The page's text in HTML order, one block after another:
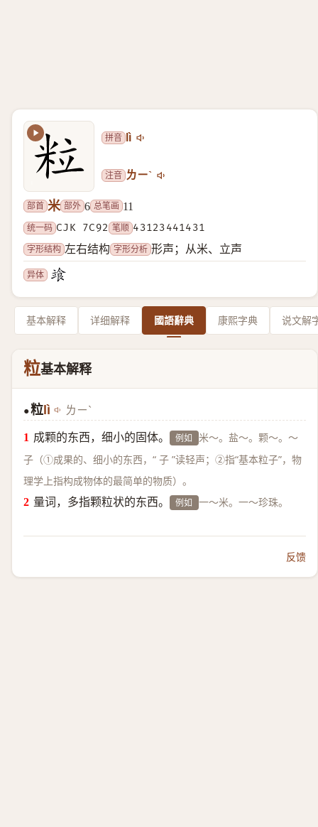
拼音 lì
注音 ㄌㄧˋ
部首 米 部外 6 总笔画 11
统一码 CJK 7C92 笔顺 43123441431
字形结构 左右结构 字形分析 形声；从米、立声
异体
基本解释 详细解释 國語辭典 康熙字典 说文解
粒基本解释
●粒 lì ㄌㄧˋ
成颗的东西，细小的固体。 例如 米～。盐～。颗～。～
子（①成果的、细小的东西，“ 子 ”读轻声；②指“基本粒子”，物
理学上指构成物体的最简单的物质）。
量词，多指颗粒状的东西。 例如 一～米。一～珍珠。
反馈